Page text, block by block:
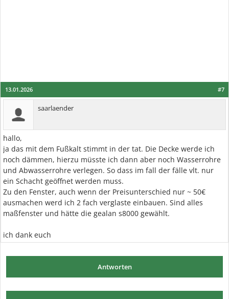
#7
13.01.2026
saarlaender
hallo,
ja das mit dem Fußkalt stimmt in der tat. Die Decke werde ich
noch dämmen, hierzu müsste ich dann aber noch Wasserrohre
und Abwasserrohre verlegen. So dass im fall der fälle vlt. nur
ein Schacht geöffnet werden muss.
Zu den Fenster, auch wenn der Preisunterschied nur ~ 50€
ausmachen werd ich 2 fach verglaste einbauen. Sind alles
maßfenster und hätte die gealan s8000 gewählt.
ich dank euch
Antworten